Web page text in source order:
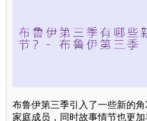
布鲁伊第三季引入了一些新的
家庭成员，同时故事情节也更